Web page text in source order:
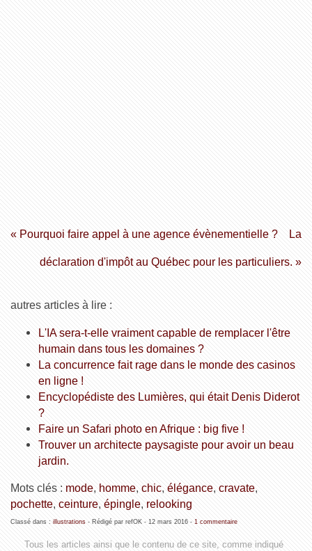
« Pourquoi faire appel à une agence évènementielle ? La
déclaration d'impôt au Québec pour les particuliers. »
autres articles à lire :
L'IA sera-t-elle vraiment capable de remplacer l'être
humain dans tous les domaines ?
La concurrence fait rage dans le monde des casinos
en ligne !
Encyclopédiste des Lumières, qui était Denis Diderot
?
Faire un Safari photo en Afrique : big five !
Trouver un architecte paysagiste pour avoir un beau
jardin.
Mots clés : mode, homme, chic, élégance, cravate,
pochette, ceinture, épingle, relooking
Classé dans : illustrations- Rédigé par refOK - 12 mars 2016- 1 commentaire
Tous les articles ainsi que le contenu de ce site, comme indiqué